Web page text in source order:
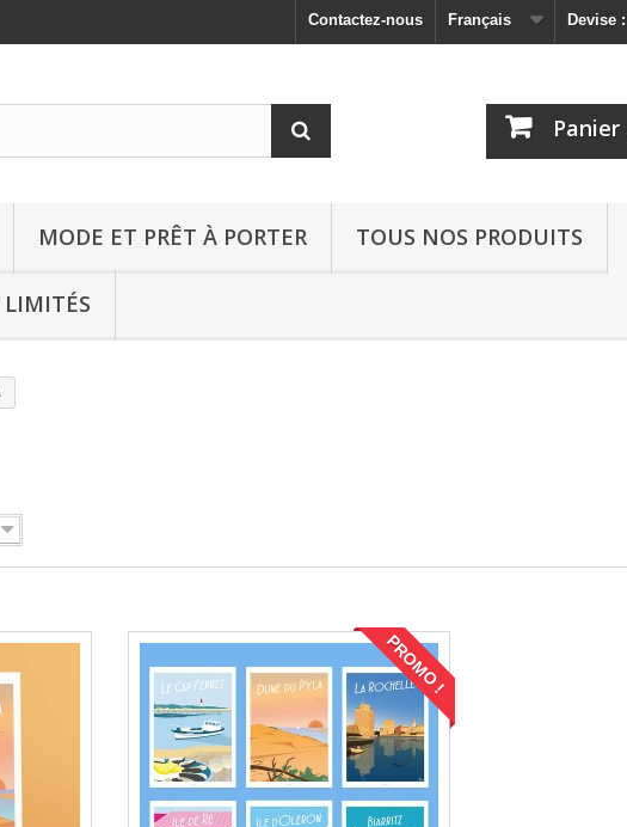
Devise :
Français
Contactez-nous
Panier
MODE ET PRÊT À PORTER TOUS NOS PRODUITS
LIMITÉS
PROMO !